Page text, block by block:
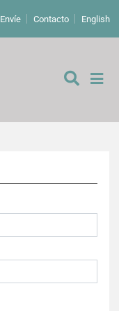
Envíe Contacto English